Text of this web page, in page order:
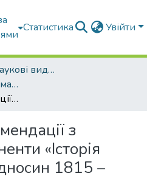
Статистика Увійти
Навчальні та наукові видання
Навчально-методичні матеріали
Методичні рекомендації з освітньої компоненти «Історія міжнародних відносин 1815 – 1918 рр.»
з
«Історія
1815 –